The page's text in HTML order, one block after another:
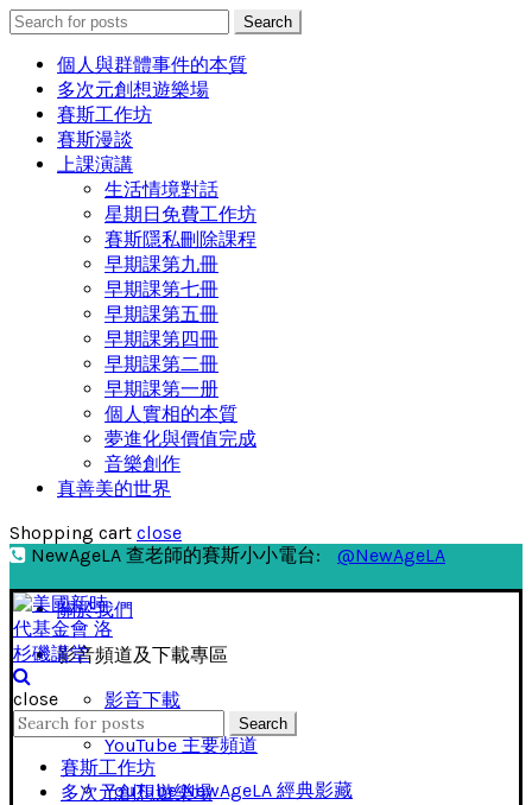
Search
for:
Search
個人與群體事件的本質
多次元創想遊樂場
賽斯工作坊
賽斯漫談
上課演講
生活情境對話
星期日免費工作坊
賽斯隱私刪除課程
早期課第九冊
早期課第七冊
早期課第五冊
早期課第四冊
早期課第二冊
早期課第一册
個人實相的本質
夢進化與價值完成
音樂創作
真善美的世界
Shopping cart close
NewAgeLA 查老師的賽斯小小電台:
@NewAgeLA
關於我們
影音頻道及下載專區
影音下載
YouTube 主要頻道
YouTube NewAgeLA 經典影藏
close
Search
for:
Search
賽斯工作坊
多次元創想遊樂場